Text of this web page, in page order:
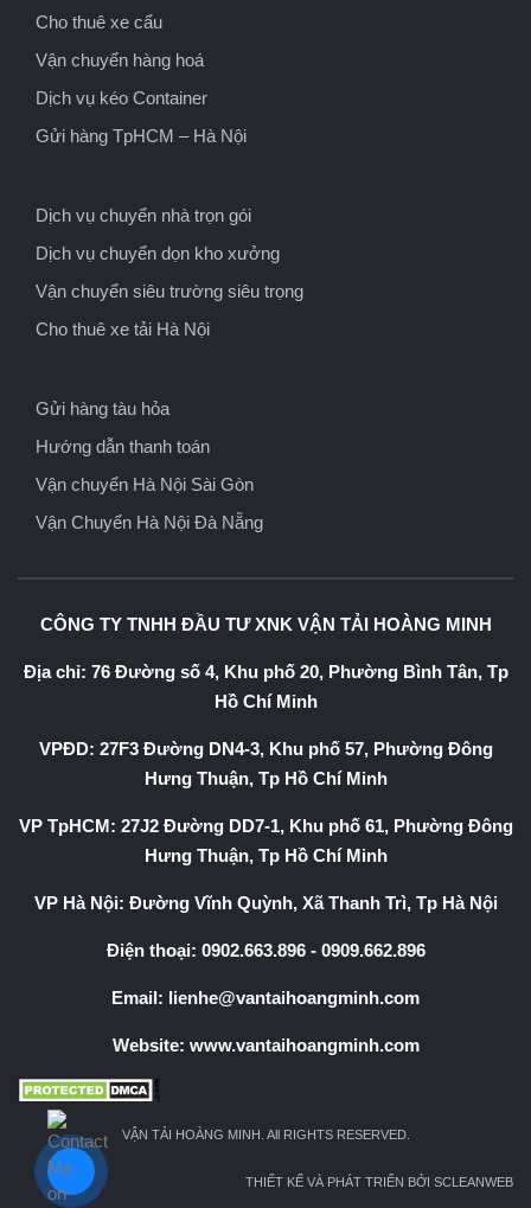
Cho thuê xe cẩu
Vận chuyển hàng hoá
Dịch vụ kéo Container
Gửi hàng TpHCM – Hà Nội
Dịch vụ chuyển nhà trọn gói
Dịch vụ chuyển dọn kho xưởng
Vận chuyển siêu trường siêu trọng
Cho thuê xe tải Hà Nội
Gửi hàng tàu hỏa
Hướng dẫn thanh toán
Vận chuyển Hà Nội Sài Gòn
Vận Chuyển Hà Nội Đà Nẵng
CÔNG TY TNHH ĐẦU TƯ XNK VẬN TẢI HOÀNG MINH
Địa chỉ: 76 Đường số 4, Khu phố 20, Phường Bình Tân, Tp
Hồ Chí Minh
VPĐD: 27F3 Đường DN4-3, Khu phố 57, Phường Đông
Hưng Thuận, Tp Hồ Chí Minh
VP TpHCM: 27J2 Đường DD7-1, Khu phố 61, Phường Đông
Hưng Thuận, Tp Hồ Chí Minh
VP Hà Nội: Đường Vĩnh Quỳnh, Xã Thanh Trì, Tp Hà Nội
Điện thoại: 0902.663.896- 0909.662.896
Email: lienhe@vantaihoangminh.com
Website: www.vantaihoangminh.com
VẬN TẢI HOÀNG MINH. All RIGHTS RESERVED.
THIẾT KẾ VÀ PHÁT TRIỂN BỞI SCLEANWEB